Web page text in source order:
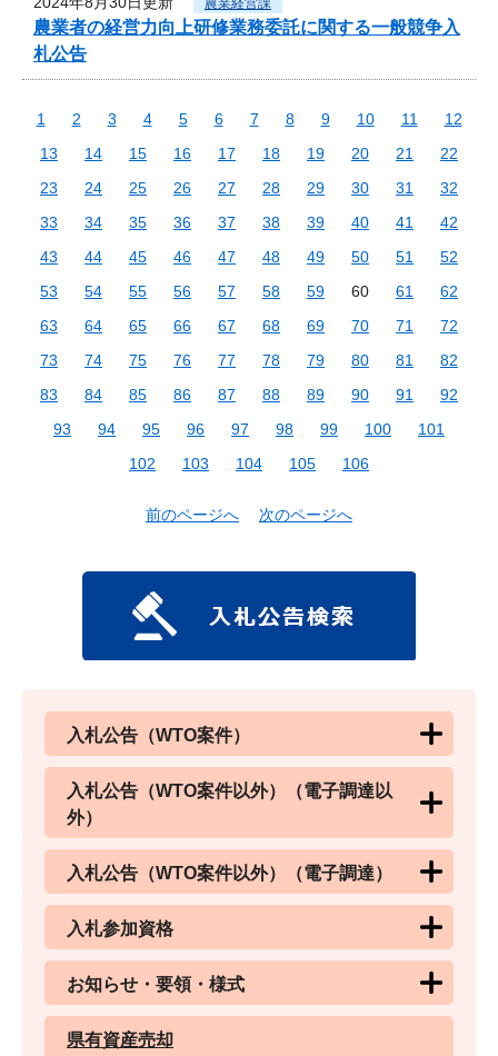
農業経営課
農業者の経営力向上研修業務委託に関する一般競争入
札公告
1 2 3 4 5 6 7 8 9 10 11
12
13
14 15 16 17 18 19 20 21
22
23
24 25 26 27 28 29 30 31
32
33
34 35 36 37 38 39 40 41
42
43
44 45 46 47 48 49 50 51
52
53
54 55 56 57 58 59 60 61
62
63
64 65 66 67 68 69 70 71
72
73
74 75 76 77 78 79 80 81
82
83
84 85 86 87 88 89 90 91
92
93
94 95 96 97 98 99 100
101
102
103 104 105 106
前のページへ 次のページへ
入札公告（WTO案件）
入札公告（WTO案件以外）（電子調達以
外）
入札公告（WTO案件以外）（電子調達）
入札参加資格
お知らせ・要領・様式
県有資産売却